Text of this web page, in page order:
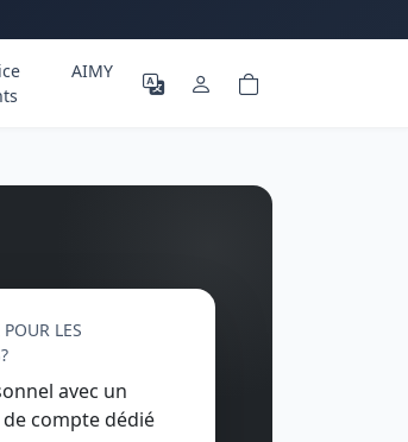
AIMY
LES
avec un
compte dédié